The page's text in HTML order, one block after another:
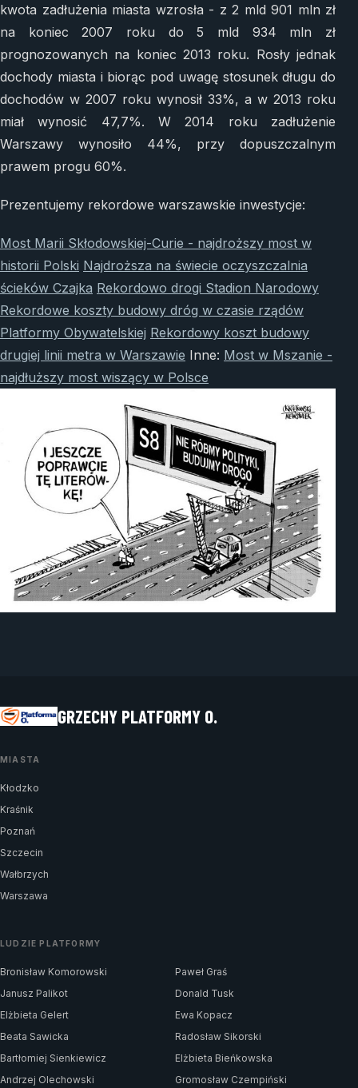
kwota zadłużenia miasta wzrosła - z 2 mld 901 mln zł
na koniec 2007 roku do 5 mld 934 mln zł
prognozowanych na koniec 2013 roku. Rosły jednak
dochody miasta i biorąc pod uwagę stosunek długu do
dochodów w 2007 roku wynosił 33%, a w 2013 roku
miał wynosić 47,7%. W 2014 roku zadłużenie
Warszawy wynosiło 44%, przy dopuszczalnym
prawem progu 60%.
Prezentujemy rekordowe warszawskie inwestycje:
Most Marii Skłodowskiej-Curie - najdroższy most w
historii Polski Najdroższa na świecie oczyszczalnia
ścieków Czajka Rekordowo drogi Stadion Narodowy
Rekordowe koszty budowy dróg w czasie rządów
Platformy Obywatelskiej Rekordowy koszt budowy
drugiej linii metra w Warszawie Inne: Most w Mszanie -
najdłuższy most wiszący w Polsce
GRZECHY PLATFORMY O.
MIASTA
Kłodzko
Kraśnik
Poznań
Szczecin
Wałbrzych
Warszawa
LUDZIE PLATFORMY
Bronisław Komorowski
Paweł Graś
Janusz Palikot
Donald Tusk
Elżbieta Gelert
Ewa Kopacz
Beata Sawicka
Radosław Sikorski
Bartłomiej Sienkiewicz
Elżbieta Bieńkowska
Andrzej Olechowski
Gromosław Czempiński